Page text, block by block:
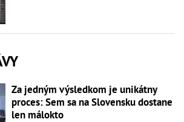
Za jedným výsledkom je unikátny
proces: Sem sa na Slovensku dostane
len málokto